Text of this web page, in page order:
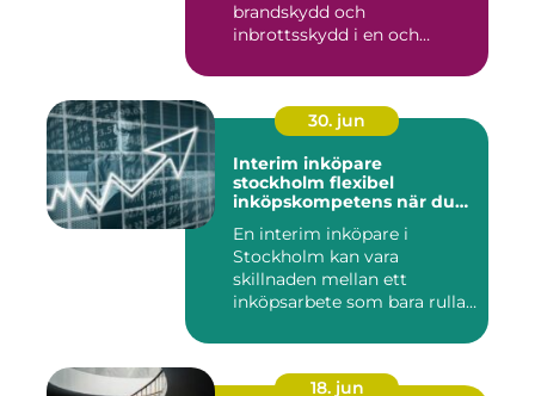
brandskydd och
inbrottsskydd i en och
30. jun
Interim inköpare
stockholm flexibel
inköpskompetens när du
En interim inköpare i
Stockholm kan vara
skillnaden mellan ett
inköpsarbete som bara rullar
18. jun